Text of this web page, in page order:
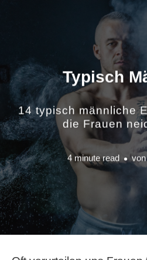
Typisch
14 typisch männliche
die Frauen
4 minute read